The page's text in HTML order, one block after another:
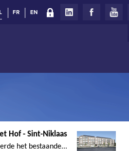
FR EN
Hof - Sint-Niklaas
het bestaande...